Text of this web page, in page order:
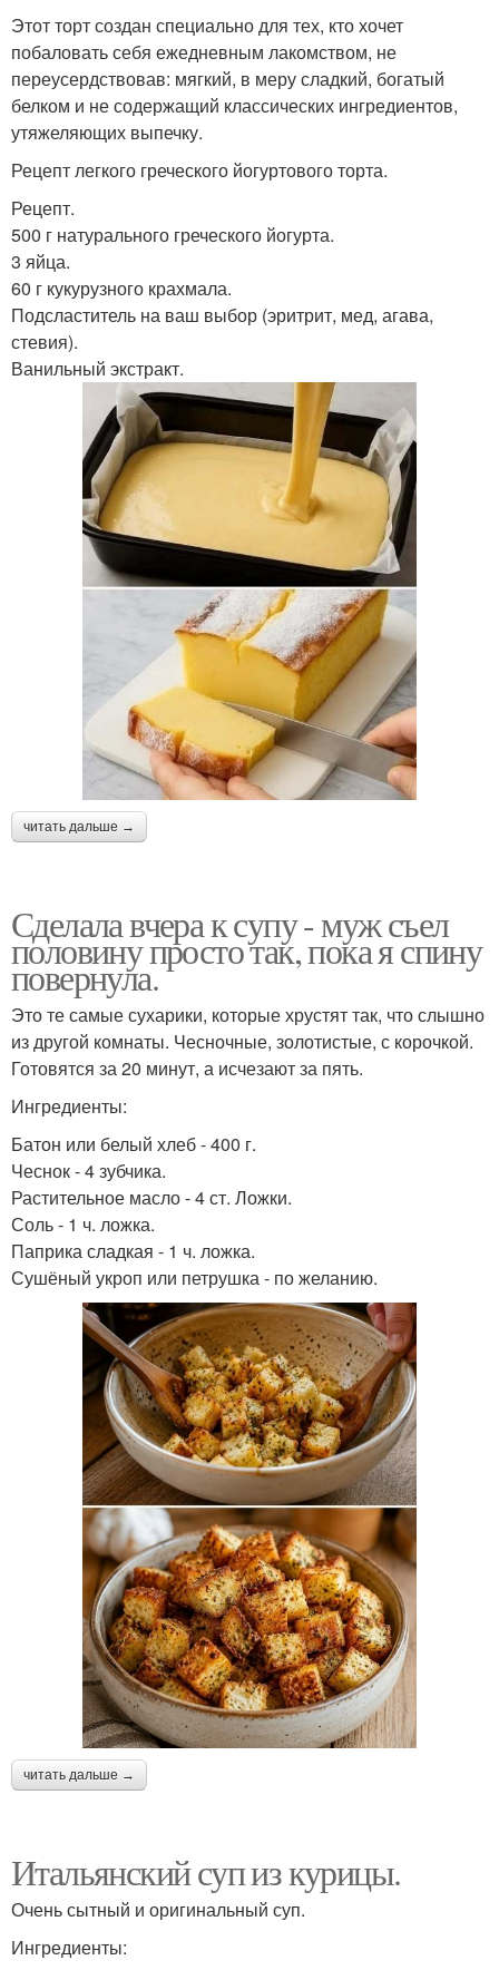
Этот торт создан специально для тех, кто хочет
побаловать себя ежедневным лакомством, не
переусердствовав: мягкий, в меру сладкий, богатый
белком и не содержащий классических ингредиентов,
утяжеляющих выпечку.
Рецепт легкого греческого йогуртового торта.
Рецепт.
500 г натурального греческого йогурта.
3 яйца.
60 г кукурузного крахмала.
Подсластитель на ваш выбор (эритрит, мед, агава,
стевия).
Ванильный экстракт.
читать дальше →
Сделала вчера к супу - муж съел
половину просто так, пока я спину
повернула.
Это те самые сухарики, которые хрустят так, что слышно
из другой комнаты. Чесночные, золотистые, с корочкой.
Готовятся за 20 минут, а исчезают за пять.
Ингредиенты:
Батон или белый хлеб - 400 г.
Чеснок - 4 зубчика.
Растительное масло - 4 ст. Ложки.
Соль - 1 ч. ложка.
Паприка сладкая - 1 ч. ложка.
Сушёный укроп или петрушка - по желанию.
читать дальше →
Итальянский суп из курицы.
Очень сытный и оригинальный суп.
Ингредиенты: